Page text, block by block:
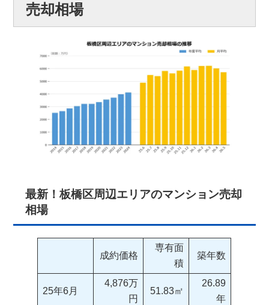
売却相場
最新！板橋区周辺エリアのマンション売却
相場
成約価格
専有面
積
築年数
25年6月
4,876万
円
51.83㎡
26.89
年